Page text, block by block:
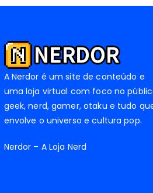
A Nerdor é um site de conteúdo e
uma loja virtual com foco no
geek, nerd, gamer, otaku e tudo
envolve o universo e cultura pop.
Nerdor – A Loja Nerd